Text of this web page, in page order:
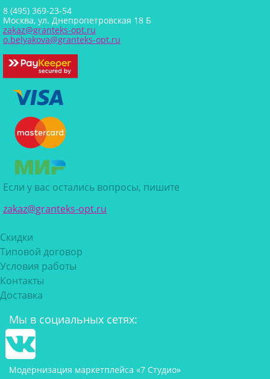
8 (495) 369-23-54
Москва, ул. Днепропетровская 18 Б
zakaz@granteks-opt.ru
o.belyakova@granteks-opt.ru
Если у вас остались вопросы, пишите
zakaz@granteks-opt.ru
Скидки
Типовой договор
Условия работы
Контакты
Доставка
Мы в социальных сетях:
Модернизация маркетплейса «7 Студио»